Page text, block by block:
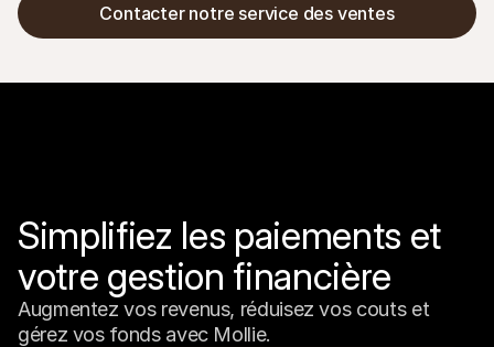
Contacter notre service des ventes
Simplifiez les paiements et
votre gestion financière
Augmentez vos revenus, réduisez vos couts et
gérez vos fonds avec Mollie.